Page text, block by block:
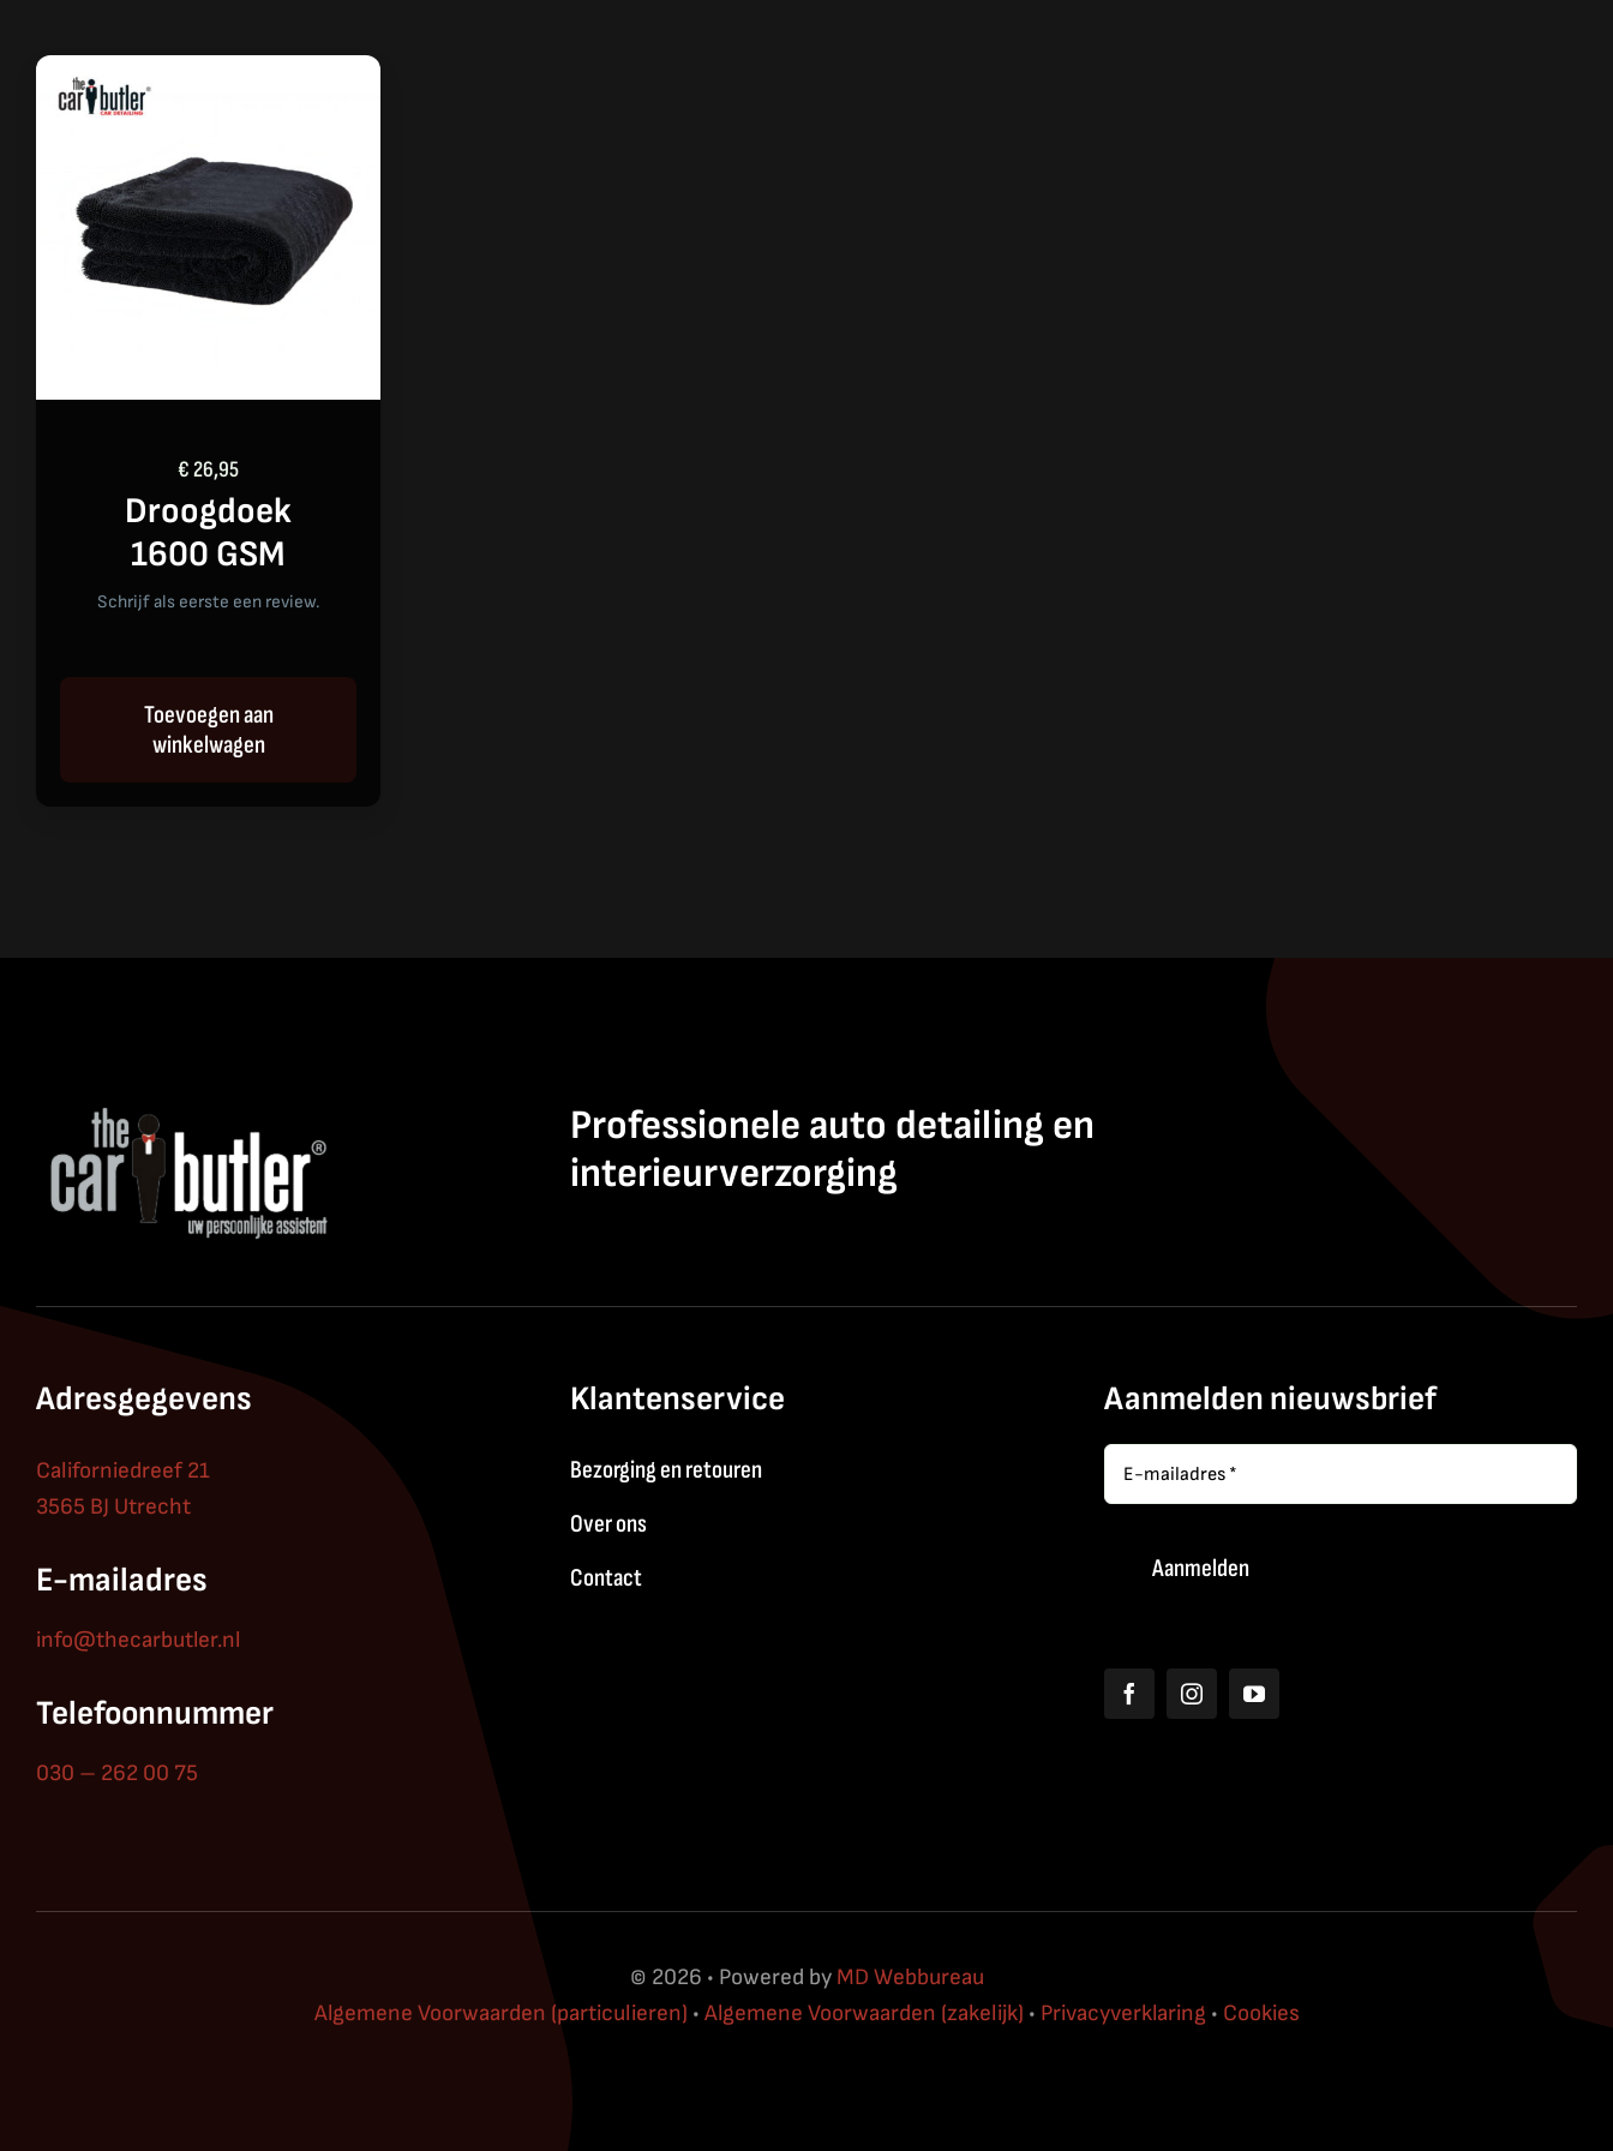
€26,95
Droogdoek
1600 GSM
Schrijf als eerste een review.
Toevoegen aan
winkelwagen
Professionele auto detailing en
interieurverzorging
Adresgegevens
Californiedreef 21
3565 BJ Utrecht
E-mailadres
info@thecarbutler.nl
Telefoonnummer
030 – 262 00 75
Klantenservice
Bezorging en retouren
Over ons
Contact
Aanmelden nieuwsbrief
© 2026 • Powered by MD Webbureau
Algemene Voorwaarden (particulieren) • Algemene Voorwaarden (zakelijk) • Privacyverklaring • Cookies